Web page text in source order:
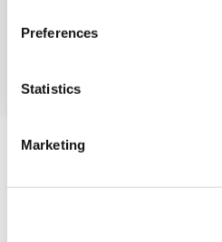
Preferences
Statistics
Marketing
di risparmiare sui costi.
Applicazioni